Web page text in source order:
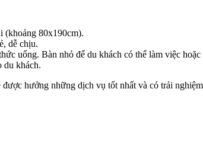
(khoảng 80x190cm).
dễ chịu.
uống. Bàn nhỏ để du khách có thể làm việc
du khách.
hưởng những dịch vụ tốt nhất và có trải